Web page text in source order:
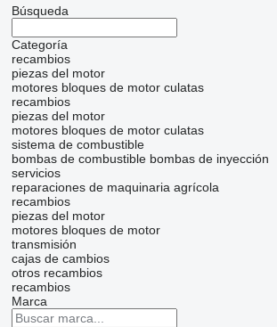
Búsqueda
Categoría
recambios
piezas del motor
motores bloques de motor culatas
recambios
piezas del motor
motores bloques de motor culatas
sistema de combustible
bombas de combustible bombas de inyección
servicios
reparaciones de maquinaria agrícola
recambios
piezas del motor
motores bloques de motor
transmisión
cajas de cambios
otros recambios
recambios
Marca